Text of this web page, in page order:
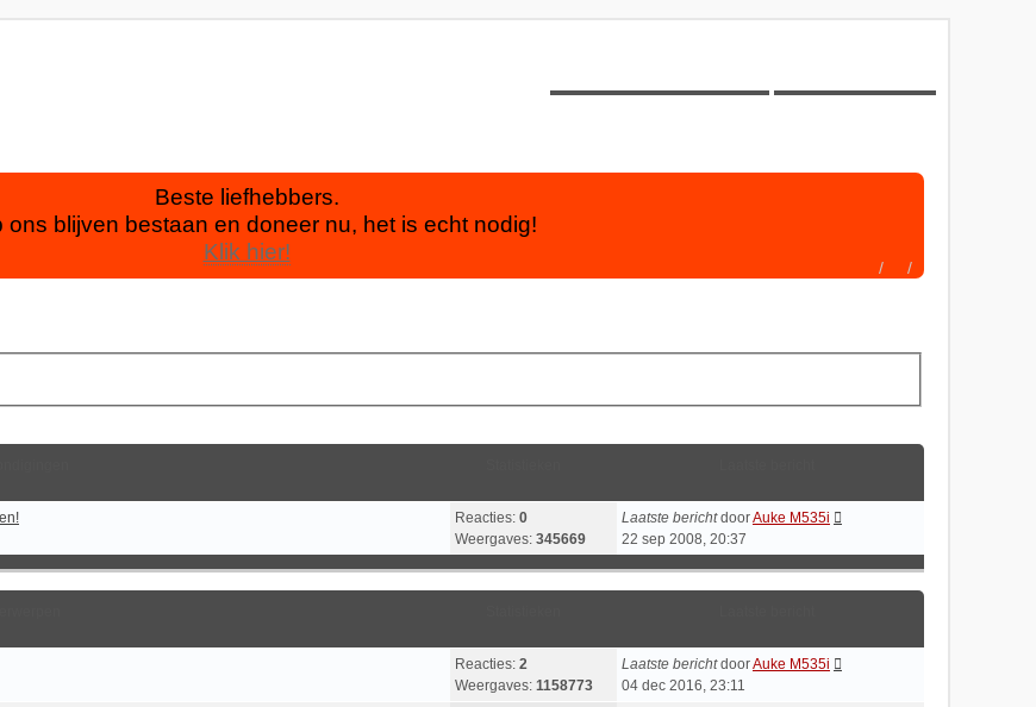
Beste liefhebbers.
ons blijven bestaan en doneer nu, het is echt nodig!
Klik hier!
Reacties: 0
Weergaves: 345669
Laatste berichtdoorAuke M535i
22 sep 2008, 20:37
Reacties: 2
Weergaves: 1158773
Laatste berichtdoorAuke M535i
04 dec 2016, 23:11